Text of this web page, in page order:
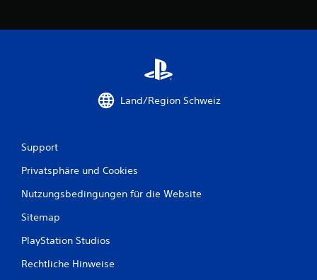
Land/Region Schweiz
Support
Privatsphäre und Cookies
Nutzungsbedingungen für die Website
Sitemap
PlayStation Studios
Rechtliche Hinweise